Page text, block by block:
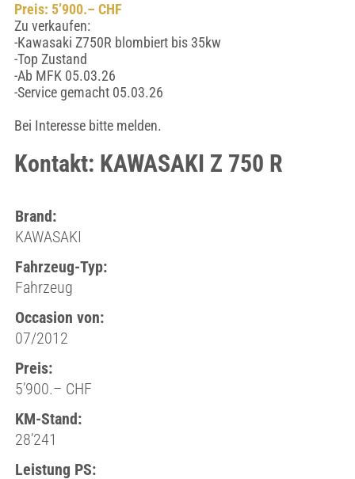
Preis: 5’900.– CHF
Zu verkaufen:
-Kawasaki Z750R blombiert bis 35kw
-Top Zustand
-Ab MFK 05.03.26
-Service gemacht 05.03.26
Bei Interesse bitte melden.
Kontakt: KAWASAKI Z 750 R
Brand:
KAWASAKI
Fahrzeug-Typ:
Fahrzeug
Occasion von:
07/2012
Preis:
5’900.– CHF
KM-Stand:
28’241
Leistung PS: